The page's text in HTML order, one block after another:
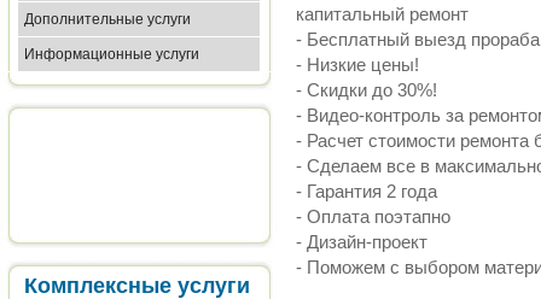
Дополнительные услуги
Информационные услуги
Комплексные услуги
капитальный ремонт
- Бесплатный выезд
- Низкие цены!
- Скидки до 30%!
- Видео-контроль за
- Расчет стоимости ремонта
- Сделаем все в
- Гарантия 2 года
- Оплата поэтапно
- Дизайн-проект
- Поможем с выбором